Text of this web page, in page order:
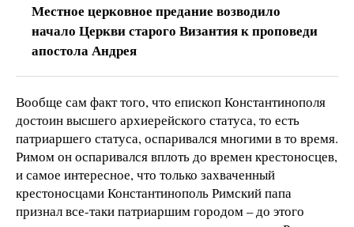
Местное церковное предание возводило
начало Церкви старого Византия к проповеди
апостола Андрея
Вообще сам факт того, что епископ Константинополя
достоин высшего архиерейского статуса, то есть
патриаршего статуса, оспаривался многими в то время.
Римом он оспаривался вплоть до времен крестоносцев,
и самое интересное, что только захваченный
крестоносцами Константинополь Римский папа
признал все-таки патриаршим городом – до этого